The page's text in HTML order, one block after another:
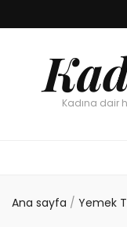
Kadına dair
Ana sayfa / Yemek